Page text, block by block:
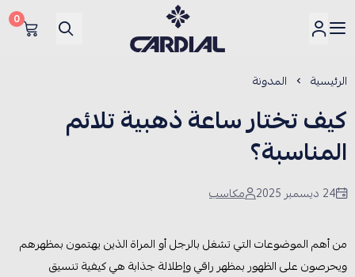
كارديــال
0
الرئيسية المدونة
كيف تختار ساعة ذهبية تلائم
المناسبة؟
24 ديسمبر 2025 مكاسب
من أهم الموضوعات التي تشغل بالرجل أو المراة الذين يهتمون بمظهرهم
ويحرصون على الظهور بمظهر راقي وإطلالة جذابة هي كيفية تنسيق